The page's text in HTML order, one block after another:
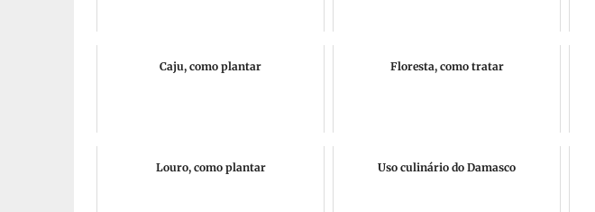
Caju, como plantar Floresta, como tratar
Louro, como plantar Uso culinário do Damasco